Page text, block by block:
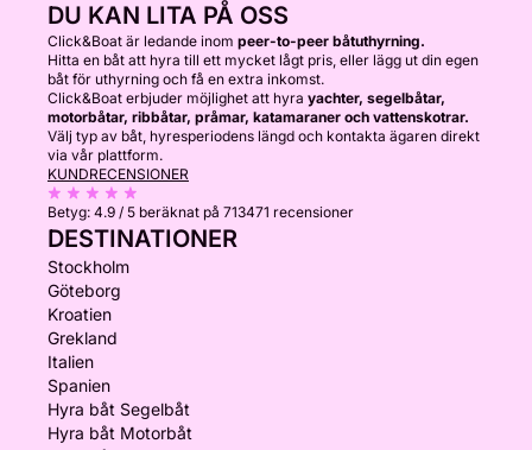
DU KAN LITA PÅ OSS
Click&Boat är ledande inom peer-to-peer båtuthyrning.
Hitta en båt att hyra till ett mycket lågt pris, eller lägg ut din egen
båt för uthyrning och få en extra inkomst.
Click&Boat erbjuder möjlighet att hyra yachter, segelbåtar,
motorbåtar, ribbåtar, pråmar, katamaraner och vattenskotrar.
Välj typ av båt, hyresperiodens längd och kontakta ägaren direkt
via vår plattform.
KUNDRECENSIONER
Betyg: 4.9 / 5 beräknat på 713471 recensioner
DESTINATIONER
Stockholm
Göteborg
Kroatien
Grekland
Italien
Spanien
Hyra båt Segelbåt
Hyra båt Motorbåt